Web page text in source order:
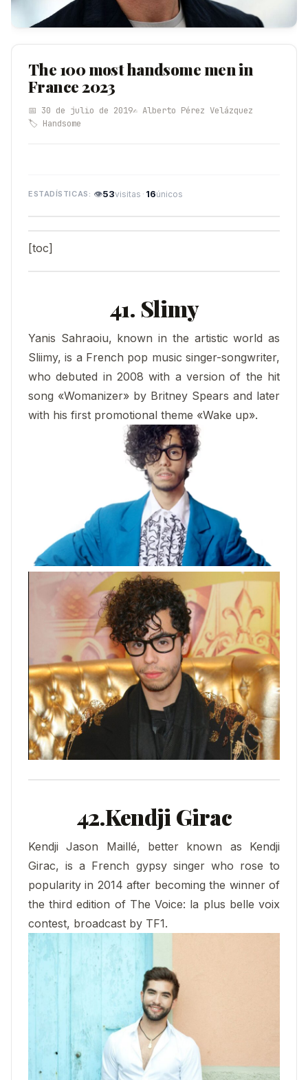
The 100 most handsome men in
France 2023
📅 30 de julio de 2019✍️ Alberto Pérez Velázquez
🏷️ Handsome
👁53visitas · 16únicos
[toc]
41. Slimy
Yanis Sahraoiu, known in the artistic world as
Sliimy, is a French pop music singer-songwriter,
who debuted in 2008 with a version of the hit
song «Womanizer» by Britney Spears and later
with his first promotional theme «Wake up».
42.Kendji Girac
Kendji Jason Maillé, better known as Kendji
Girac, is a French gypsy singer who rose to
popularity in 2014 after becoming the winner of
the third edition of The Voice: la plus belle voix
contest, broadcast by TF1.